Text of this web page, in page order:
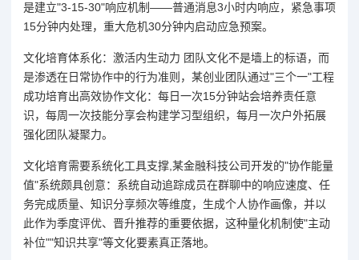
是建立"3-15-30"响应机制——普通消息3小时内响应，紧急事项
15分钟内处理，重大危机30分钟内启动应急预案。
文化培育体系化：激活内生动力 团队文化不是墙上的标语，而
是渗透在日常协作中的行为准则，某创业团队通过"三个一"工程
成功培育出高效协作文化：每日一次15分钟站会培养责任意
识，每周一次技能分享会构建学习型组织，每月一次户外拓展
强化团队凝聚力。
文化培育需要系统化工具支撑,某金融科技公司开发的"协作能量
值"系统颇具创意：系统自动追踪成员在群聊中的响应速度、任
务完成质量、知识分享频次等维度，生成个人协作画像，并以
此作为季度评优、晋升推荐的重要依据，这种量化机制使"主动
补位""知识共享"等文化要素真正落地。